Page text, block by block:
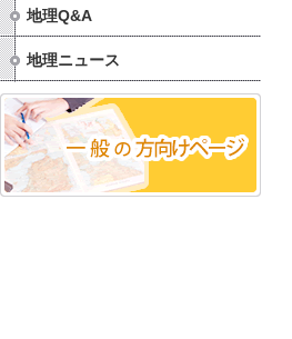
地理Q&A
地理ニュース